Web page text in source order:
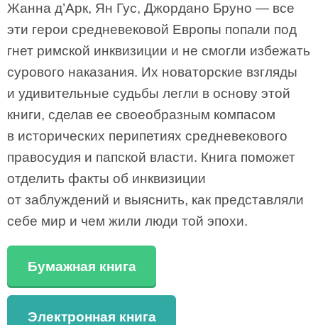
Жанна д’Арк, Ян Гус, Джордано Бруно — все
эти герои средневековой Европы попали под
гнет римской инквизиции и не смогли избежать
сурового наказания. Их новаторские взгляды
и удивительные судьбы легли в основу этой
книги, сделав ее своеобразным компасом
в исторических перипетиях средневекового
правосудия и папской власти. Книга поможет
отделить факты об инквизиции
от заблуждений и выяснить, как представляли
себе мир и чем жили люди той эпохи.
Бумажная книга
Электронная книга